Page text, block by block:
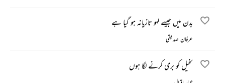
بدن میں جیسے لہو تازیانہ ہو گیا ہے
عرفان صدیقی
تخیل کو بری کرنے لگا ہوں